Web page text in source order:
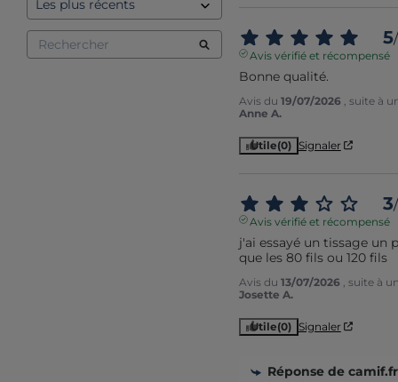
5/
Avis vérifié et récompensé
Bonne qualité.
Avis du 19/07/2026
, suite à
Anne A.
Utile(0) Signaler
3/
Avis vérifié et récompensé
j'ai essayé un tissage un
que les 80 fils ou 120 fils
Avis du 13/07/2026
, suite à
Josette A.
Utile(0) Signaler
Réponse de camif.fr